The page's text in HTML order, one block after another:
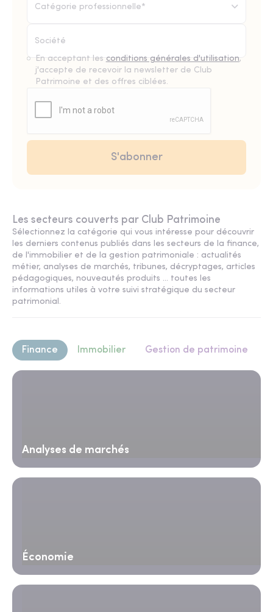
Catégorie professionnelle*
En acceptant les conditions générales d'utilisation,
j'accepte de recevoir la newsletter de Club
Patrimoine et des offres ciblées.
Les secteurs couverts par Club Patrimoine
Sélectionnez la catégorie qui vous intéresse pour découvrir
les derniers contenus publiés dans les secteurs de la finance,
de l'immobilier et de la gestion patrimoniale : actualités
métier, analyses de marchés, tribunes, décryptages, articles
pédagogiques, nouveautés produits ... toutes les
informations utiles à votre suivi stratégique du secteur
patrimonial.
Finance Immobilier Gestion de patrimoine
Analyses de marchés
Économie